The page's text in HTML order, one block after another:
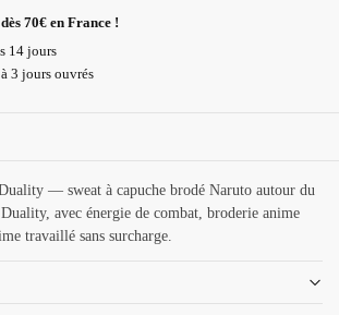
70€ en France !
14 jours
3 jours ouvrés
— sweat à capuche brodé Naruto autour du
avec énergie de combat, broderie anime
travaillé sans surcharge.